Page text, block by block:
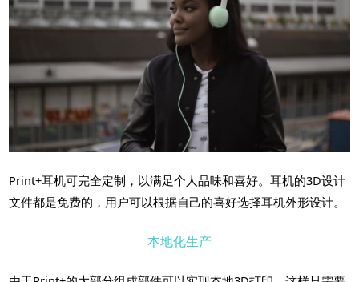
Print+耳机可完全定制，以满足个人品味和喜好。耳机的3D设计
文件都是免费的，用户可以根据自己的喜好选择耳机外形设计。
本地化生产